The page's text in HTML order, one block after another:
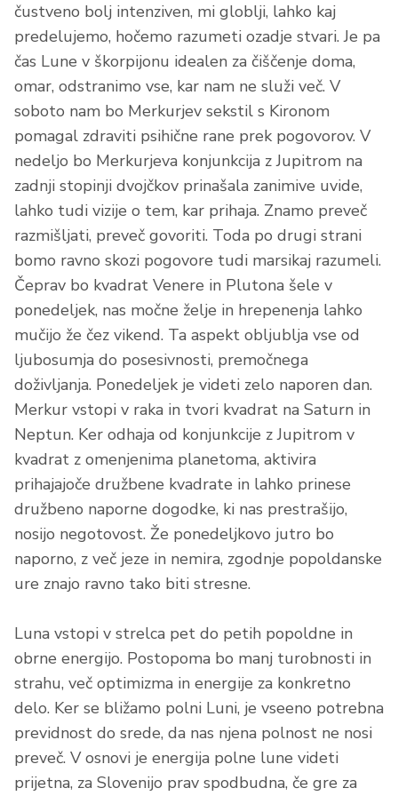
čustveno bolj intenziven, mi globlji, lahko kaj
predelujemo, hočemo razumeti ozadje stvari. Je pa
čas Lune v škorpijonu idealen za čiščenje doma,
omar, odstranimo vse, kar nam ne služi več. V
soboto nam bo Merkurjev sekstil s Kironom
pomagal zdraviti psihične rane prek pogovorov. V
nedeljo bo Merkurjeva konjunkcija z Jupitrom na
zadnji stopinji dvojčkov prinašala zanimive uvide,
lahko tudi vizije o tem, kar prihaja. Znamo preveč
razmišljati, preveč govoriti. Toda po drugi strani
bomo ravno skozi pogovore tudi marsikaj razumeli.
Čeprav bo kvadrat Venere in Plutona šele v
ponedeljek, nas močne želje in hrepenenja lahko
mučijo že čez vikend. Ta aspekt obljublja vse od
ljubosumja do posesivnosti, premočnega
doživljanja. Ponedeljek je videti zelo naporen dan.
Merkur vstopi v raka in tvori kvadrat na Saturn in
Neptun. Ker odhaja od konjunkcije z Jupitrom v
kvadrat z omenjenima planetoma, aktivira
prihajajoče družbene kvadrate in lahko prinese
družbeno naporne dogodke, ki nas prestrašijo,
nosijo negotovost. Že ponedeljkovo jutro bo
naporno, z več jeze in nemira, zgodnje popoldanske
ure znajo ravno tako biti stresne.
Luna vstopi v strelca pet do petih popoldne in
obrne energijo. Postopoma bo manj turobnosti in
strahu, več optimizma in energije za konkretno
delo. Ker se bližamo polni Luni, je vseeno potrebna
previdnost do srede, da nas njena polnost ne nosi
preveč. V osnovi je energija polne lune videti
prijetna, za Slovenijo prav spodbudna, če gre za